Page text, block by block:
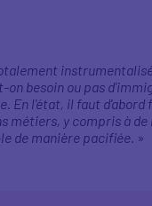
besoin ou pas
En l'état, il faut
métiers, y compris à
de manière pacifiée. »